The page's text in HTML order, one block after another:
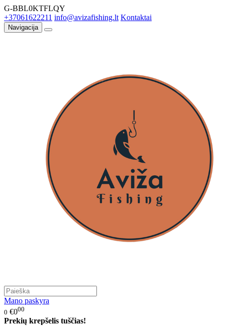
G-BBL0KTFLQY
+37061622211 info@avizafishing.lt Kontaktai
Navigacija
Mano paskyra
0 €000
Prekių krepšelis tuščias!